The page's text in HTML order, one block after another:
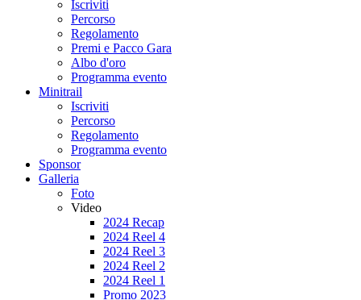
Iscriviti
Percorso
Regolamento
Premi e Pacco Gara
Albo d'oro
Programma evento
Minitrail
Iscriviti
Percorso
Regolamento
Programma evento
Sponsor
Galleria
Foto
Video
2024 Recap
2024 Reel 4
2024 Reel 3
2024 Reel 2
2024 Reel 1
Promo 2023